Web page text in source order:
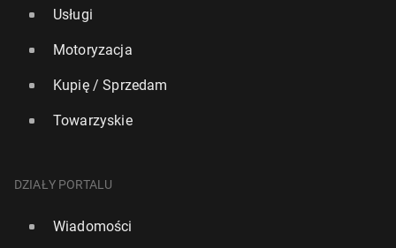
Usługi
Motoryzacja
Kupię / Sprzedam
Towarzyskie
DZIAŁY PORTALU
Wiadomości